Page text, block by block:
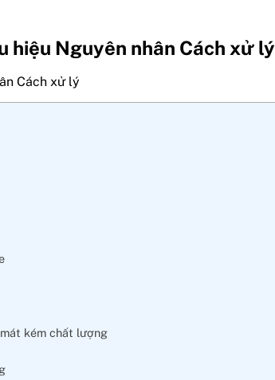
hiệu Nguyên nhân Cách xử lý
kém chất lượng